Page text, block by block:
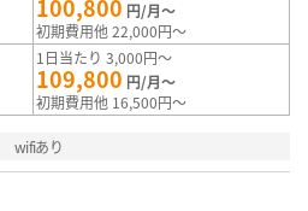
100,800 円/月～
初期費用他 22,000円～
1日当たり 3,000円～
109,800 円/月～
初期費用他 16,500円～
wifiあり